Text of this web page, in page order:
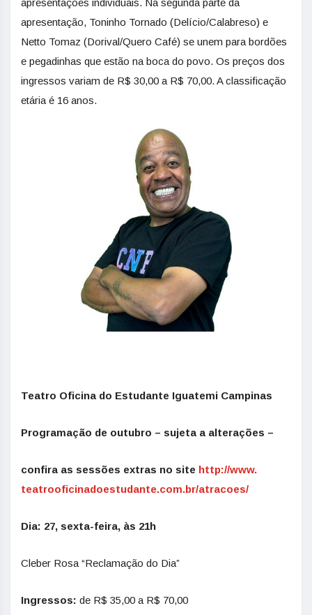
apresentações individuais. Na segunda parte da
apresentação, Toninho Tornado (Delício/Calabreso) e
Netto Tomaz (Dorival/Quero Café) se unem para bordões
e pegadinhas que estão na boca do povo. Os preços dos
ingressos variam de R$ 30,00 a R$ 70,00. A classificação
etária é 16 anos.
Teatro Oficina do Estudante Iguatemi Campinas
Programação de outubro – sujeta a alterações –
confira as sessões extras no site http://www.
teatrooficinadoestudante.com.br/atracoes/
Dia: 27, sexta-feira, às 21h
Cleber Rosa “Reclamação do Dia”
Ingressos: de R$ 35,00 a R$ 70,00